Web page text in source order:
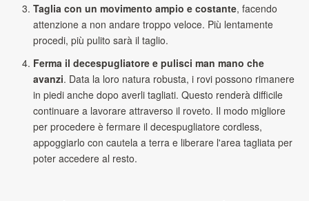
Taglia con un movimento ampio e costante, facendo
attenzione a non andare troppo veloce. Più lentamente
procedi, più pulito sarà il taglio.
Ferma il decespugliatore e pulisci man mano che
avanzi. Data la loro natura robusta, i rovi possono rimanere
in piedi anche dopo averli tagliati. Questo renderà difficile
continuare a lavorare attraverso il roveto. Il modo migliore
per procedere è fermare il decespugliatore cordless,
appoggiarlo con cautela a terra e liberare l'area tagliata per
poter accedere al resto.